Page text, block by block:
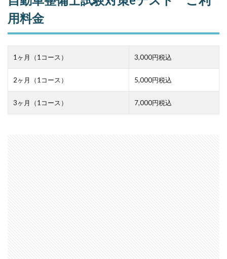
用料金
1ヶ月（1コース） 3,000円税込
2ヶ月（1コース） 5,000円税込
3ヶ月（1コース） 7,000円税込